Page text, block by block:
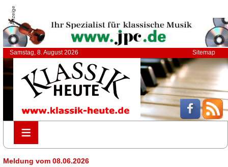
Anzeige
Samstag, 8. August 2026 Sitemap
≡
≡
Meldung vom 08.06.2026